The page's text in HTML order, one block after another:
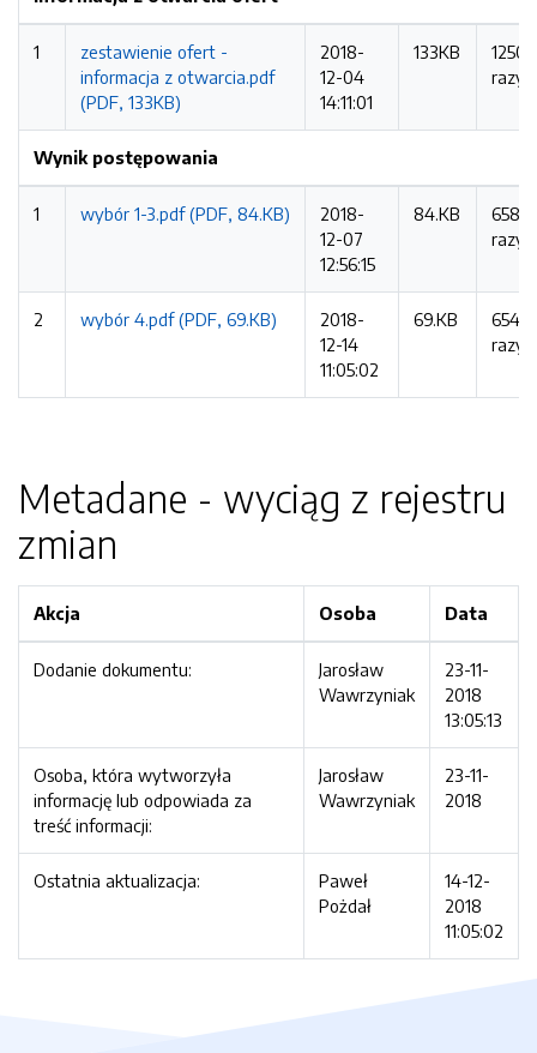
1
zestawienie ofert -
informacja z otwarcia.pdf
(PDF, 133KB)
2018-
12-04
14:11:01
133KB
1250
razy
Wynik postępowania
1 wybór 1-3.pdf (PDF, 84.KB)
2018-
12-07
12:56:15
84.KB
658
razy
2 wybór 4.pdf (PDF, 69.KB)
2018-
12-14
11:05:02
69.KB
654
razy
Metadane - wyciąg z rejestru
zmian
Akcja Osoba Data
Dodanie dokumentu:
Jarosław
Wawrzyniak
23-11-
2018
13:05:13
Osoba, która wytworzyła
informację lub odpowiada za
treść informacji:
Jarosław
Wawrzyniak
23-11-
2018
Ostatnia aktualizacja:
Paweł
Pożdał
14-12-
2018
11:05:02